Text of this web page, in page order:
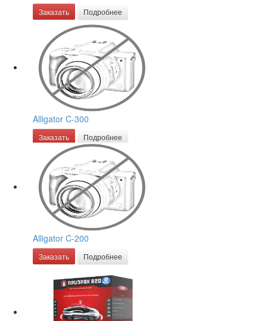
Заказать Подробнее
Alligator C-300
Заказать Подробнее
Alligator C-200
Заказать Подробнее